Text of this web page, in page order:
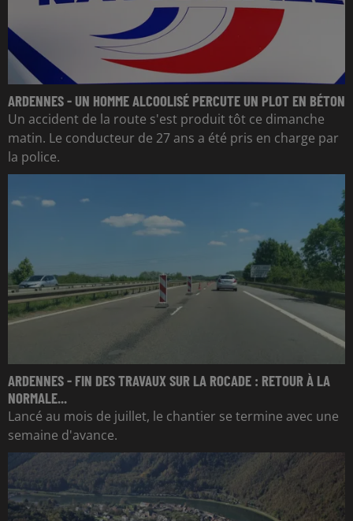
ARDENNES - UN HOMME ALCOOLISÉ PERCUTE UN PLOT EN BÉTON
Un accident de la route s'est produit tôt ce dimanche
matin. Le conducteur de 27 ans a été pris en charge par
la police.
ARDENNES - FIN DES TRAVAUX SUR LA ROCADE : RETOUR À LA
NORMALE...
Lancé au mois de juillet, le chantier se termine avec une
semaine d'avance.